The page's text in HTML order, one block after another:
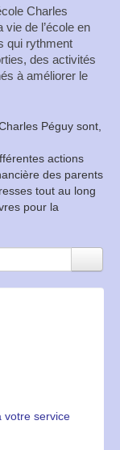
Charles
vie de l’école en
qui rythment
des activités
à améliorer le
Péguy sont,
actions
des parents
tout au long
pour la
d’inscription
Educatifs 2026-
d’entrée et de
2027)
votre service